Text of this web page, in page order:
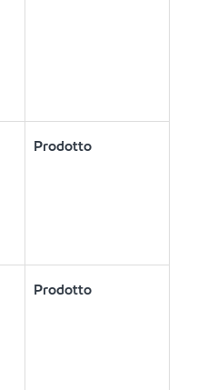
Prodotto
Prodotto